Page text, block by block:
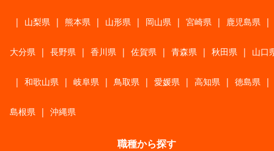
| 山梨県 | 熊本県 | 山形県 | 岡山県 | 宮崎県 | 鹿児島県 |
大分県 | 長野県 | 香川県 | 佐賀県 | 青森県 | 秋田県 | 山口
| 和歌山県 | 岐阜県 | 鳥取県 | 愛媛県 | 高知県 | 徳島県 |
島根県 | 沖縄県
職種から探す